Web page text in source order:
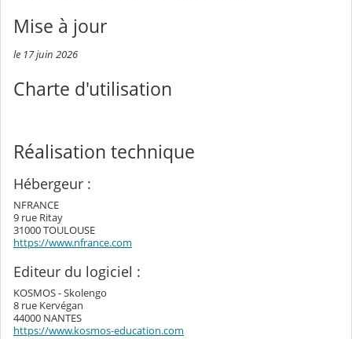
Mise à jour
le 17 juin 2026
Charte d'utilisation
Réalisation technique
Hébergeur :
NFRANCE
9 rue Ritay
31000 TOULOUSE
https://www.nfrance.com
Editeur du logiciel :
KOSMOS - Skolengo
8 rue Kervégan
44000 NANTES
https://www.kosmos-education.com